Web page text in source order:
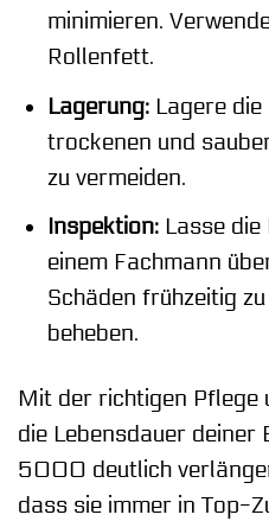
minimieren.
Rollenfett.
Lagerung:Lagere die
trockenen und
zu vermeiden.
Inspektion:Lasse die
einem Fachmann
Schäden frühzeitig
beheben.
Mit der richtigen Pflege
die Lebensdauer deiner
5000 deutlich
dass sie immer in Top-